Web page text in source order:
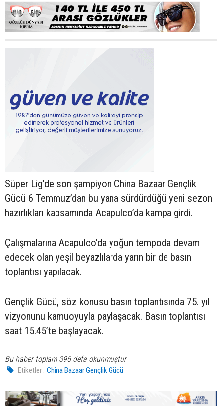
Süper Lig’de son şampiyon China Bazaar Gençlik
Gücü 6 Temmuz’dan bu yana sürdürdüğü yeni sezon
hazırlıkları kapsamında Acapulco’da kampa girdi.
Çalışmalarına Acapulco’da yoğun tempoda devam
edecek olan yeşil beyazlılarda yarın bir de basın
toplantısı yapılacak.
Gençlik Gücü, söz konusu basın toplantısında 75. yıl
vizyonunu kamuoyuyla paylaşacak. Basın toplantısı
saat 15.45’te başlayacak.
Bu haber toplam 396 defa okunmuştur
Etiketler : China Bazaar Gençlik Gücü